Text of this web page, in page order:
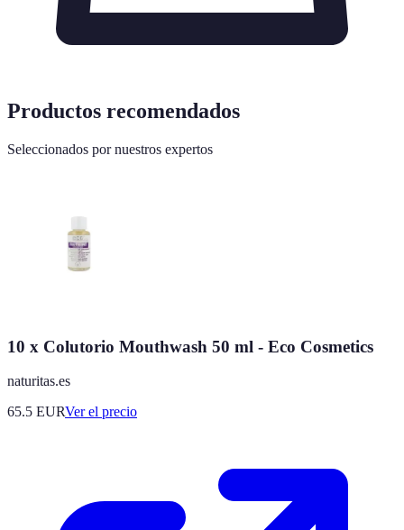
Productos recomendados
Seleccionados por nuestros expertos
10 x Colutorio Mouthwash 50 ml - Eco Cosmetics
naturitas.es
65.5 EURVer el precio